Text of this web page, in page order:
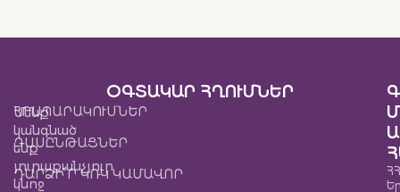
Մենք
կանգնած
ենք
յուրաքանչյուր
կնոջ
ՕԳՏԱԿԱՐ ՀՂՈՒՄՆԵՐ
ՀՐԱՊԱՐԱԿՈՒՄՆԵՐ
ԴԱՍԸՆԹԱՑՆԵՐ
ԴԱՐՁԻ՜Ր ԿՌԿ ԿԱՄԱՎՈՐ